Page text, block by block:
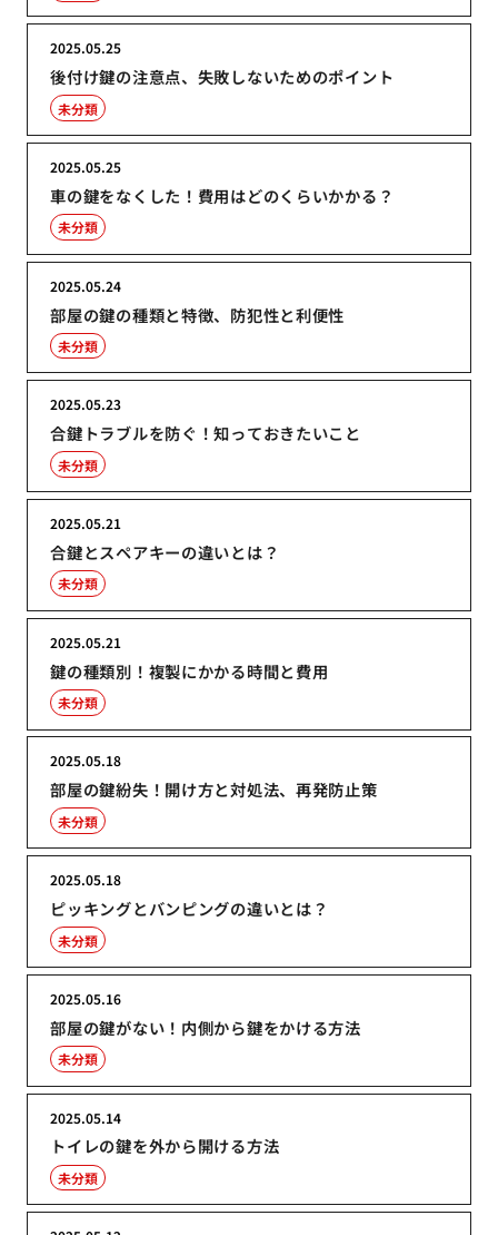
後付け鍵の注意点、失敗しないためのポイント
2025.05.25
未分類
車の鍵をなくした！費用はどのくらいかかる？
2025.05.25
未分類
部屋の鍵の種類と特徴、防犯性と利便性
2025.05.24
未分類
合鍵トラブルを防ぐ！知っておきたいこと
2025.05.23
未分類
合鍵とスペアキーの違いとは？
2025.05.21
未分類
鍵の種類別！複製にかかる時間と費用
2025.05.21
未分類
部屋の鍵紛失！開け方と対処法、再発防止策
2025.05.18
未分類
ピッキングとバンピングの違いとは？
2025.05.18
未分類
部屋の鍵がない！内側から鍵をかける方法
2025.05.16
未分類
トイレの鍵を外から開ける方法
2025.05.14
未分類